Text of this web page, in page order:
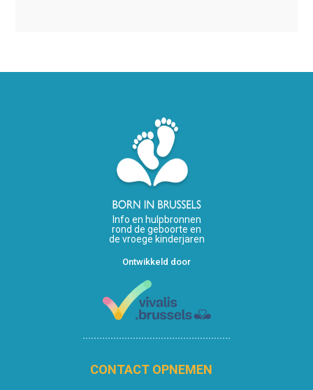
Info en hulpbronnen
rond de geboorte en
de vroege kinderjaren
Ontwikkeld door
CONTACT OPNEMEN